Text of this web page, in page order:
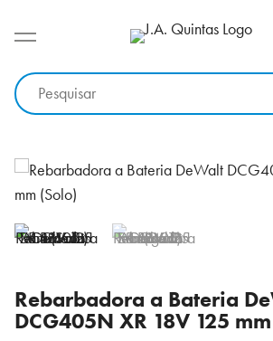
para
conteúdo
Rebarbadora a Bateria
DCG405N XR 18V 125